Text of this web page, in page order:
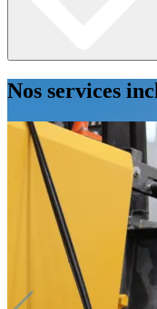
Nos services